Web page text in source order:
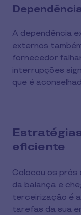
A dependência
externos
fornecedor
interrupções
que é
eficiente
Colocou os
da balança e
terceirização é
tarefas da sua